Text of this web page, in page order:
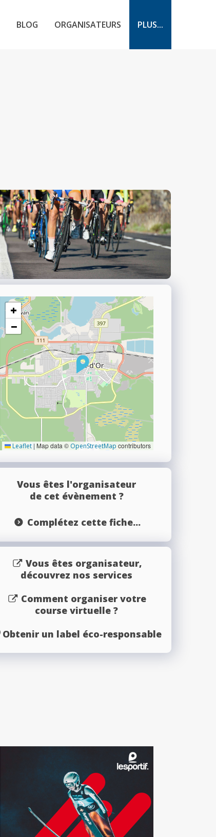
BLOG ORGANISATEURS PLUS...
+
−
Leaflet | Map data © OpenStreetMap contributors
Vous êtes l'organisateur
de cet évènement ?
Complétez cette fiche...
Vous êtes organisateur,
découvrez nos services
Comment organiser votre
course virtuelle ?
Obtenir un label éco-responsable